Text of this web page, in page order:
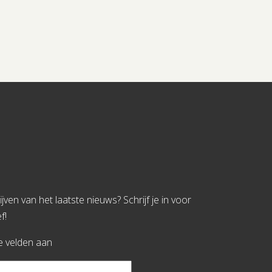
van het laatste nieuws? Schrijf je in voor
velden aan